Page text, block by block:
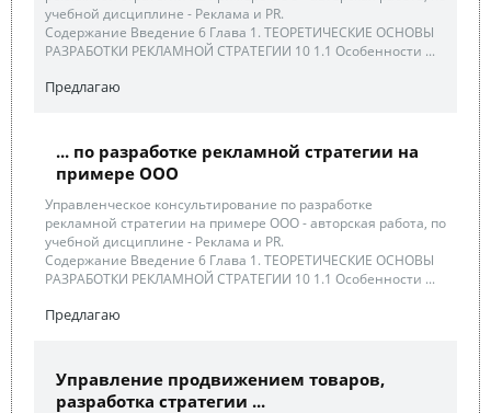
учебной дисциплине - Реклама и PR.
Содержание Введение 6 Глава 1. ТЕОРЕТИЧЕСКИЕ ОСНОВЫ
РАЗРАБОТКИ РЕКЛАМНОЙ СТРАТЕГИИ 10 1.1 Особенности ...
Предлагаю
... по разработке рекламной стратегии на
примере ООО
Управленческое консультирование по разработке
рекламной стратегии на примере ООО - авторская работа, по
учебной дисциплине - Реклама и PR.
Содержание Введение 6 Глава 1. ТЕОРЕТИЧЕСКИЕ ОСНОВЫ
РАЗРАБОТКИ РЕКЛАМНОЙ СТРАТЕГИИ 10 1.1 Особенности ...
Предлагаю
Управление продвижением товаров,
разработка стратегии ...